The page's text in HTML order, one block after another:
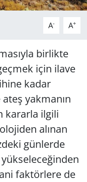
A- A+
birlikte
için ilave
kadar
yakmanın
kararla ilgili
alınan
günlerde
faktörlere de